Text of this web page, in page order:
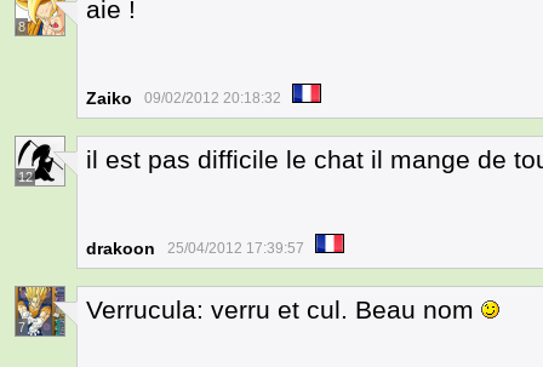
8
aie !
Zaiko 09/02/2012 20:18:32
12
il est pas difficile le chat il mange de
drakoon 25/04/2012 17:39:57
7
Verrucula: verru et cul. Beau nom